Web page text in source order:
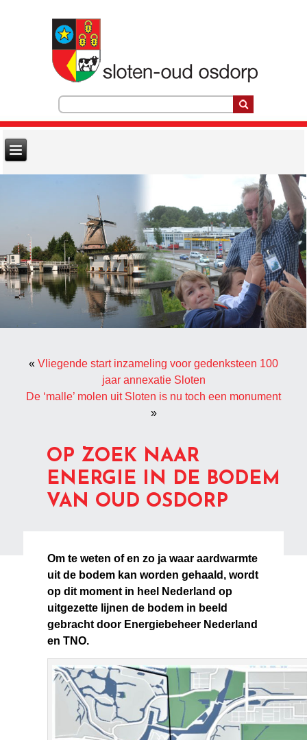
« Vliegende start inzameling voor gedenksteen 100
jaar annexatie Sloten
De ‘malle’ molen uit Sloten is nu toch een monument
»
OP ZOEK NAAR
ENERGIE IN DE BODEM
VAN OUD OSDORP
Om te weten of en zo ja waar aardwarmte
uit de bodem kan worden gehaald, wordt
op dit moment in heel Nederland op
uitgezette lijnen de bodem in beeld
gebracht door Energiebeheer Nederland
en TNO.